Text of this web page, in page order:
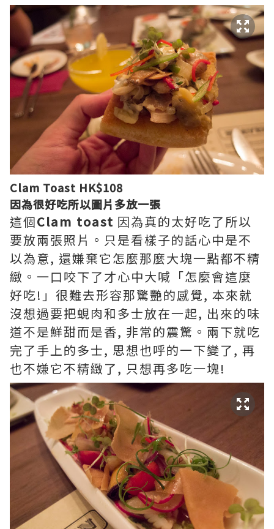
Clam Toast HK$108
因為很好吃所以圖片多放一張
這個Clam toast 因為真的太好吃了所以
要放兩張照片。只是看樣子的話心中是不
以為意, 還嫌棄它怎麼那麼大塊一點都不精
緻。一口咬下了才心中大喊「怎麼會這麼
好吃!」很難去形容那驚艷的感覺, 本來就
沒想過要把蜆肉和多士放在一起, 出來的味
道不是鮮甜而是香, 非常的震驚。兩下就吃
完了手上的多士, 思想也呼的一下變了, 再
也不嫌它不精緻了, 只想再多吃一塊!